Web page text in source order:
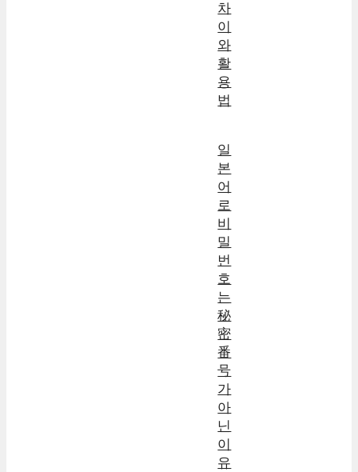
차
이
와
활
용
법
일
본
어
로
비
밀
번
호
는
秘
密
番
号
가
아
닌
이
유